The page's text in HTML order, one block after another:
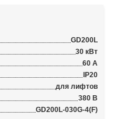
GD200L
30 кВт
60 А
IP20
для лифтов
380 В
GD200L-030G-4(F)